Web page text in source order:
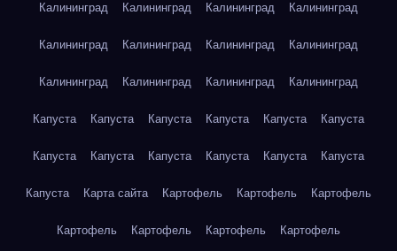
Калининград Калининград Калининград Калининград
Калининград Калининград Калининград Калининград
Калининград Калининград Калининград Калининград
Капуста Капуста Капуста Капуста Капуста Капуста
Капуста Капуста Капуста Капуста Капуста Капуста
Капуста Карта сайта Картофель Картофель Картофель
Картофель Картофель Картофель Картофель